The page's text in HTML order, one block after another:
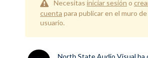
Necesitas iniciar sesión o
cuenta para publicar en el muro
usuario.